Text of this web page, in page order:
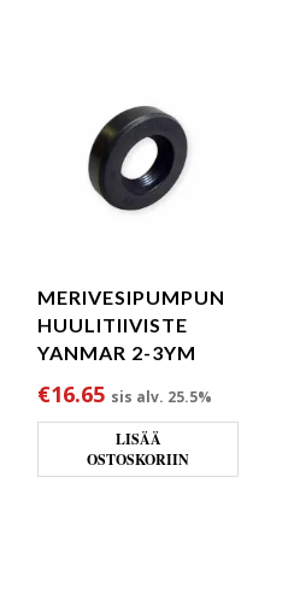
MERIVESIPUMPUN
HUULITIIVISTE
YANMAR 2-3YM
€16.65 sis alv. 25.5%
LISÄÄ
OSTOSKORIIN